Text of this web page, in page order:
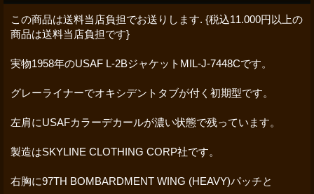
この商品は送料当店負担でお送りします. {税込11.000円以上の
商品は送料当店負担です}
実物1958年のUSAF L-2BジャケットMIL-J-7448Cです。
グレーライナーでオキシデントタブが付く初期型です。
左肩にUSAFカラーデカールが濃い状態で残っています。
製造はSKYLINE CLOTHING CORP社です。
右胸に97TH BOMBARDMENT WING (HEAVY)パッチと